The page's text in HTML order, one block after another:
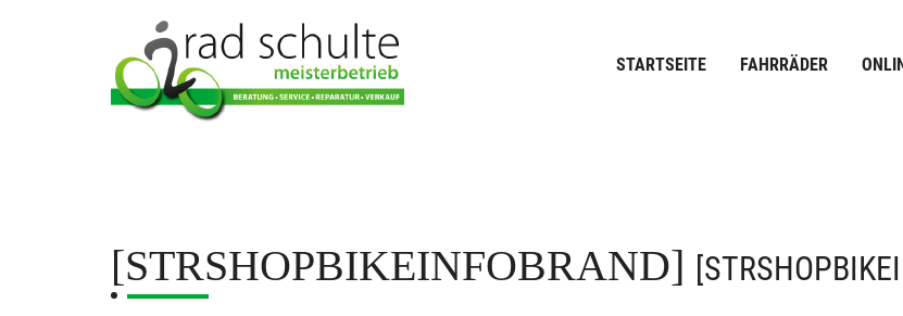
STARTSEITE FAHRRÄDER
[STRSHOPBIKEINFOBRAND]